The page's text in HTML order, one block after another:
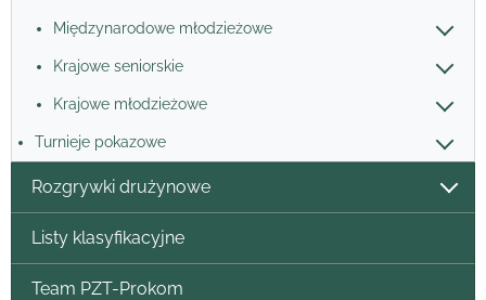
Międzynarodowe młodzieżowe
Krajowe seniorskie
Krajowe młodzieżowe
Turnieje pokazowe
Rozgrywki drużynowe
Listy klasyfikacyjne
Team PZT-Prokom